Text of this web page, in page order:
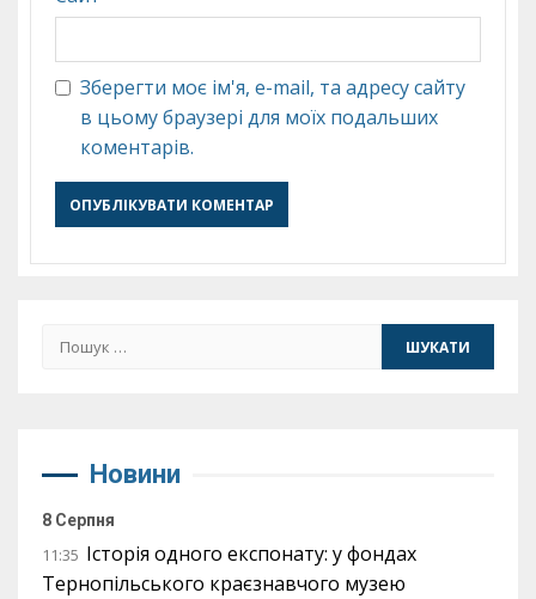
Зберегти моє ім'я, e-mail, та адресу сайту
в цьому браузері для моїх подальших
коментарів.
Пошук:
Новини
8 Серпня
11:35 Історія одного експонату: у фондах
Тернопільського краєзнавчого музею